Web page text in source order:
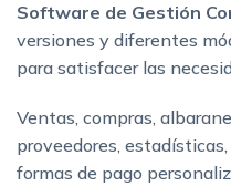
Software de Gestión
versiones y diferentes
para satisfacer las
Ventas, compras,
proveedores,
formas de pago